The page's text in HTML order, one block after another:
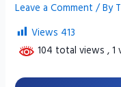
Leave a Comment / By
Views 413
104 total views,